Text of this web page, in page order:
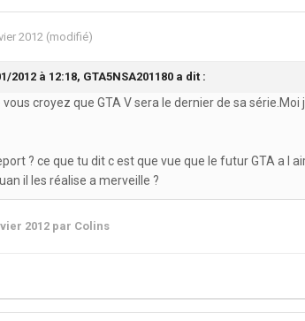
2012 (modifié)
2012 à 12:18, GTA5NSA201180 a dit :
vous croyez que GTA V sera le dernier de sa
? ce que tu dit c est que vue que le futur GTA a l
il les réalise a merveille ?
2012 par Colins